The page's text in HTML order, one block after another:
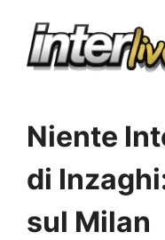
Niente
di
sul Milan